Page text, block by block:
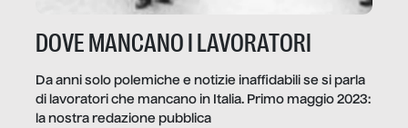
DOVE MANCANO I LAVORATORI
Da anni solo polemiche e notizie inaffidabili se si parla
di lavoratori che mancano in Italia. Primo maggio 2023:
la nostra redazione pubblica